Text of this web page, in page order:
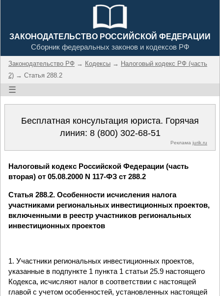
ЗАКОНОДАТЕЛЬСТВО РОССИЙСКОЙ ФЕДЕРАЦИИ
Сборник федеральных законов и кодексов РФ
Законодательство РФ → Кодексы → Налоговый кодекс РФ (часть
2) → Статья 288.2
☰
Бесплатная консультация юриста. Горячая
линия: 8 (800) 302-68-51
Реклама jurik.ru
Налоговый кодекс Российской Федерации (часть
вторая) от 05.08.2000 N 117-ФЗ ст 288.2
Статья 288.2. Особенности исчисления налога
участниками региональных инвестиционных проектов,
включенными в реестр участников региональных
инвестиционных проектов
1. Участники региональных инвестиционных проектов,
указанные в подпункте 1 пункта 1 статьи 25.9 настоящего
Кодекса, исчисляют налог в соответствии с настоящей
главой с учетом особенностей, установленных настоящей